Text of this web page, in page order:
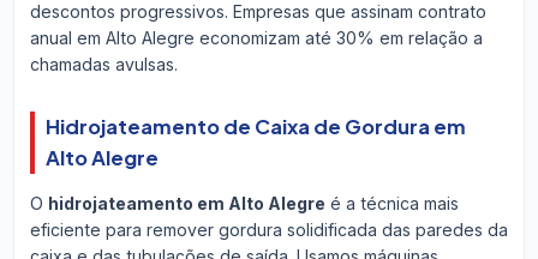
descontos progressivos. Empresas que assinam contrato
anual em Alto Alegre economizam até 30% em relação a
chamadas avulsas.
Hidrojateamento de Caixa de Gordura em
Alto Alegre
O hidrojateamento em Alto Alegre é a técnica mais
eficiente para remover gordura solidificada das paredes da